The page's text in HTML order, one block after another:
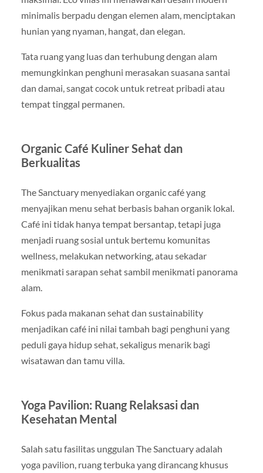
minimalis berpadu dengan elemen alam, menciptakan
hunian yang nyaman, hangat, dan elegan.
Tata ruang yang luas dan terhubung dengan alam
memungkinkan penghuni merasakan suasana santai
dan damai, sangat cocok untuk retreat pribadi atau
tempat tinggal permanen.
Organic Café Kuliner Sehat dan
Berkualitas
The Sanctuary menyediakan organic café yang
menyajikan menu sehat berbasis bahan organik lokal.
Café ini tidak hanya tempat bersantap, tetapi juga
menjadi ruang sosial untuk bertemu komunitas
wellness, melakukan networking, atau sekadar
menikmati sarapan sehat sambil menikmati panorama
alam.
Fokus pada makanan sehat dan sustainability
menjadikan café ini nilai tambah bagi penghuni yang
peduli gaya hidup sehat, sekaligus menarik bagi
wisatawan dan tamu villa.
Yoga Pavilion: Ruang Relaksasi dan
Kesehatan Mental
Salah satu fasilitas unggulan The Sanctuary adalah
yoga pavilion, ruang terbuka yang dirancang khusus